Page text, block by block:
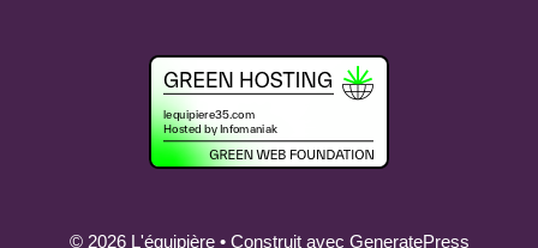
© 2026 L'équipière• Construit avec GeneratePress